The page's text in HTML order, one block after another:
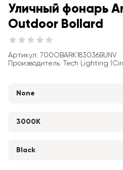
Уличный фонарь
Outdoor Bollard
Артикул: 700OBARK183036BUNV
Производитель: Tech Lighting
None
3000K
Black